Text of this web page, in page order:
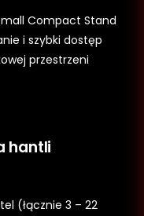
Compact Stand
i szybki dostęp
przestrzeni
hantli
(łącznie 3 – 22